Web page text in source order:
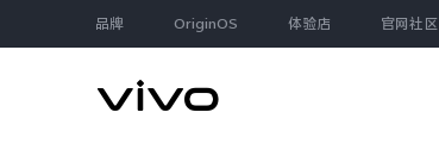
品牌 OriginOS 体验店 官网社区